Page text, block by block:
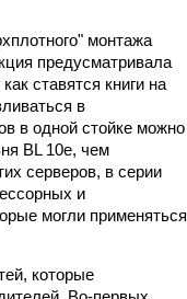
монтажа
предусматривала
ставятся книги на
в
в одной стойке можно
BL 10e, чем
серверов, в серии
и
могли применяться
которые